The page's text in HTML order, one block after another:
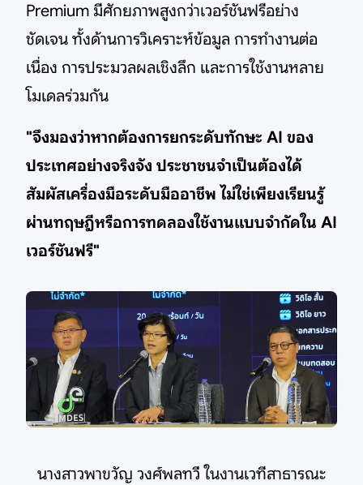
Premium มีศักยภาพสูงกว่าเวอร์ชันฟรีอย่าง
ชัดเจน ทั้งด้านการวิเคราะห์ข้อมูล การทำงานต่อ
เนื่อง การประมวลผลเชิงลึก และการใช้งานหลาย
โมเดลร่วมกัน
"จึงมองว่าหากต้องการยกระดับทักษะ AI ของ
ประเทศอย่างจริงจัง ประชาชนจำเป็นต้องได้
สัมผัสเครื่องมือระดับมืออาชีพ ไม่ใช่เพียงเรียนรู้
ผ่านทฤษฎีหรือการทดลองใช้งานแบบจำกัดใน AI
เวอร์ชันฟรี"
นางสาวพาขวัญ วงศ์พลทวี ในงานเวทีสาธารณะ